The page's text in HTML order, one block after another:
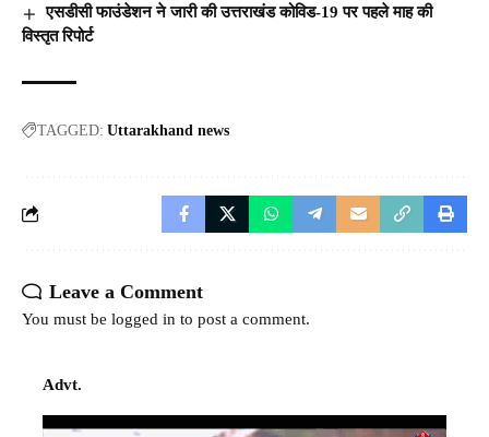
एसडीसी फाउंडेशन ने जारी की उत्तराखंड कोविड-19 पर पहले माह की
विस्तृत रिपोर्ट
TAGGED: Uttarakhand news
Leave a Comment
You must be logged in to post a comment.
Advt.
Video